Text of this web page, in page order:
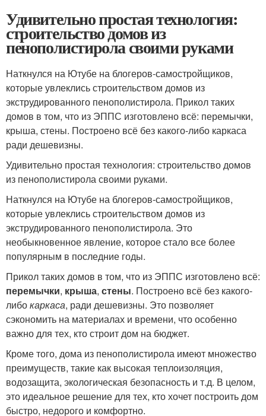
Удивительно простая технология:
строительство домов из
пенополистирола своими руками
Наткнулся на Ютубе на блогеров-самостройщиков,
которые увлеклись строительством домов из
экструдированного пенополистирола. Прикол таких
домов в том, что из ЭППС изготовлено всё: перемычки,
крыша, стены. Построено всё без какого-либо каркаса
ради дешевизны.
Удивительно простая технология: строительство домов
из пенополистирола своими руками.
Наткнулся на Ютубе на блогеров-самостройщиков,
которые увлеклись строительством домов из
экструдированного пенополистирола. Это
необыкновенное явление, которое стало все более
популярным в последние годы.
Прикол таких домов в том, что из ЭППС изготовлено всё:
перемычки, крыша, стены. Построено всё без какого-
либокаркаса, ради дешевизны. Это позволяет
сэкономить на материалах и времени, что особенно
важно для тех, кто строит дом на бюджет.
Кроме того, дома из пенополистирола имеют множество
преимуществ, такие как высокая теплоизоляция,
водозащита, экологическая безопасность и т.д. В целом,
это идеальное решение для тех, кто хочет построить дом
быстро, недорого и комфортно.